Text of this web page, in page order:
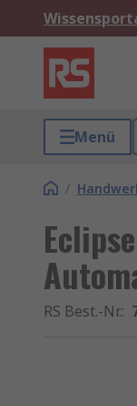
Menü
/
RS Best.-Nr.: